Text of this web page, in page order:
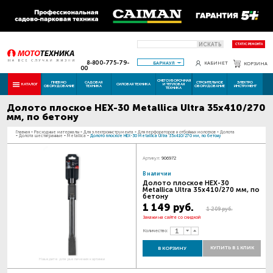
ИСКАТЬ СТАТУС РЕМОНТА
8-800-775-79-
00
БАРНАУЛ КАБИНЕТ КОРЗИНА
КАТАЛОГ ПНЕВМО
ОБОРУДОВАНИЕ
САДОВАЯ
ТЕХНИКА СИЛОВАЯ ТЕХНИКА
СНЕГОУБОРОЧНАЯ
И ТЕПЛОВАЯ
ТЕХНИКА
СТРОИТЕЛЬНОЕ
ОБОРУДОВАНИЕ
ЭЛЕКТРО
ИНСТРУМЕНТ
Долото плоское HEX-30 Metallica Ultra 35x410/270
мм, по бетону
Главная - Расходные материалы - Для электроинструмента - Для перфораторов и отбойных молотков - Долота
- Долота шестигранные - Metallica - Долото плоское HEX-30 Metallica Ultra 35x410/270 мм, по бетону
Наведите для увеличения картинки
Артикул: 906972
В наличии
Долото плоское HEX-30
Metallica Ultra 35x410/270 мм, по
бетону
1 149 руб. 1 209 руб.
Закажи на сайте со скидкой
Количество:
В КОРЗИНУ КУПИТЬ В 1 КЛИК